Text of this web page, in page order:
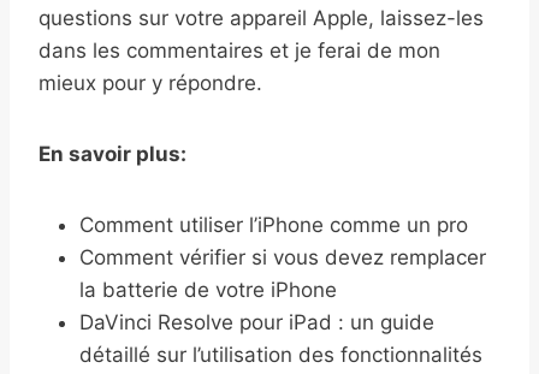
questions sur votre appareil Apple, laissez-les
dans les commentaires et je ferai de mon
mieux pour y répondre.
En savoir plus:
Comment utiliser l’iPhone comme un pro
Comment vérifier si vous devez remplacer
la batterie de votre iPhone
DaVinci Resolve pour iPad : un guide
détaillé sur l’utilisation des fonctionnalités